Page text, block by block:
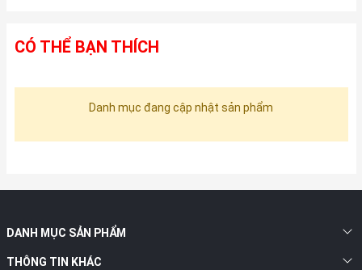
CÓ THỂ BẠN THÍCH
Danh mục đang cập nhật sản phẩm
DANH MỤC SẢN PHẨM
THÔNG TIN KHÁC